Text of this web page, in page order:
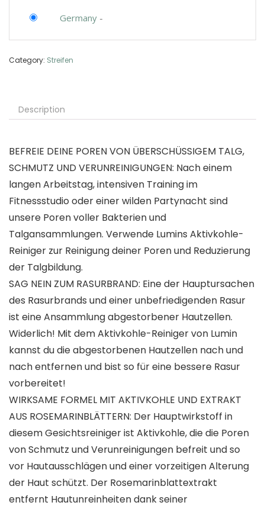
Germany -
Category: Streifen
Description
BEFREIE DEINE POREN VON ÜBERSCHÜSSIGEM TALG,
SCHMUTZ UND VERUNREINIGUNGEN: Nach einem
langen Arbeitstag, intensiven Training im
Fitnessstudio oder einer wilden Partynacht sind
unsere Poren voller Bakterien und
Talgansammlungen. Verwende Lumins Aktivkohle-
Reiniger zur Reinigung deiner Poren und Reduzierung
der Talgbildung.
SAG NEIN ZUM RASURBRAND: Eine der Hauptursachen
des Rasurbrands und einer unbefriedigenden Rasur
ist eine Ansammlung abgestorbener Hautzellen.
Widerlich! Mit dem Aktivkohle-Reiniger von Lumin
kannst du die abgestorbenen Hautzellen nach und
nach entfernen und bist so für eine bessere Rasur
vorbereitet!
WIRKSAME FORMEL MIT AKTIVKOHLE UND EXTRAKT
AUS ROSEMARINBLÄTTERN: Der Hauptwirkstoff in
diesem Gesichtsreiniger ist Aktivkohle, die die Poren
von Schmutz und Verunreinigungen befreit und so
vor Hautausschlägen und einer vorzeitigen Alterung
der Haut schützt. Der Rosemarinblattextrakt
entfernt Hautunreinheiten dank seiner